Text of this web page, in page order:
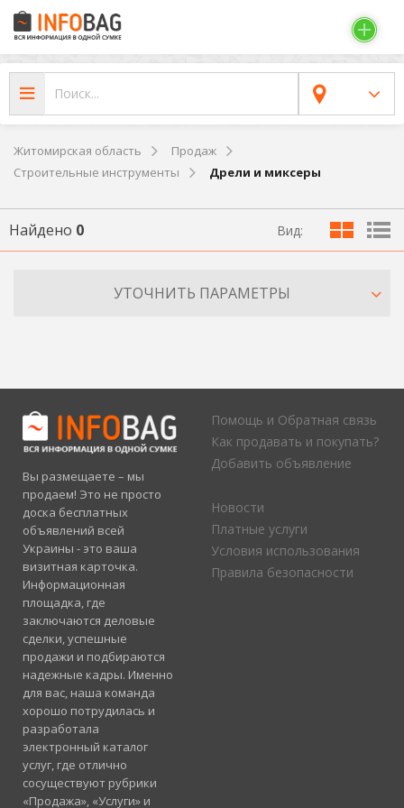
Житомирская область
Продаж
Строительные инструменты
Дрели и миксеры
Найдено 0 Вид:
УТОЧНИТЬ ПАРАМЕТРЫ
Вы размещаете – мы
продаем! Это не просто
доска бесплатных
объявлений всей
Украины - это ваша
визитная карточка.
Информационная
площадка, где
заключаются деловые
сделки, успешные
продажи и подбираются
надежные кадры. Именно
для вас, наша команда
хорошо потрудилась и
разработала
электронный каталог
услуг, где отлично
сосуществуют рубрики
«Продажа», «Услуги» и
Помощь и Обратная связь
Как продавать и покупать?
Добавить объявление
Новости
Платные услуги
Условия использования
Правила безопасности